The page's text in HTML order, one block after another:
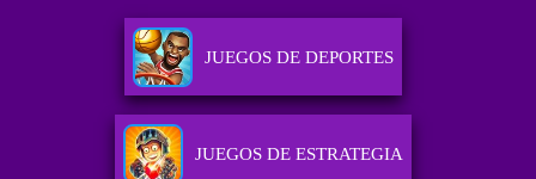
JUEGOS DE DEPORTES
JUEGOS DE ESTRATEGIA